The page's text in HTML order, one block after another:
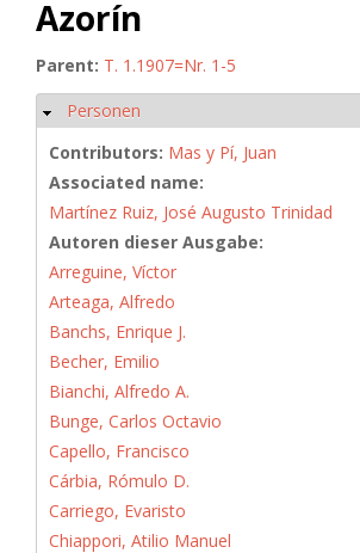
Azorín
Parent: T. 1.1907=Nr. 1-5
Hide
Personen
Contributors: Mas y Pí, Juan
Associated name:
Martínez Ruiz, José Augusto Trinidad
Autoren dieser Ausgabe:
Arreguine, Víctor
Arteaga, Alfredo
Banchs, Enrique J.
Becher, Emilio
Bianchi, Alfredo A.
Bunge, Carlos Octavio
Capello, Francisco
Cárbia, Rómulo D.
Carriego, Evaristo
Chiappori, Atilio Manuel